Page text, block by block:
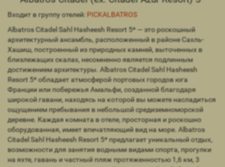
Входит в группу отелей: PICKALBATROS
Albatros Citadel Sahl Hasheesh Resort 5* — это роскошный
архитектурный ансамбль, расположенный в районе Сахль-
Хашиш, построенный из природных камней, выточенных в
близлежащих скалах, несомненно является подлинным
достижением архитектуры. Albatros Citadel Sahl Hasheesh
Resort 5* обладает атмосферой портовых городов юга
Франции или побережья Амальфи, созданной благодаря
широкой гавани, находясь на которой вы можете насладиться
ощущением пребывания в небольшой средиземноморской
деревне. Каждая комната в отеле, просторная и роскошно
оборудованная, имеет впечатляющий вид на море. Albatros
Citadel Sahl Hasheesh Resort 5* предлагает уникальный отдых,
возможности для занятия водными видами спорта, прогулки
на яхте, гавань и частный пляж протяженностью 1,6 км, 3